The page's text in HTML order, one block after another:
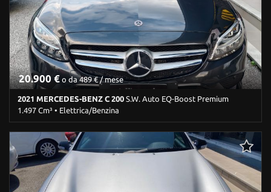
20.900 € o da 489 € / mese
2021 MERCEDES-BENZ C 200 S.W. Auto EQ-Boost Premium
1.497 Cm³ • Elettrica/Benzina
115.000 Km • Cambio Automatico (9) • Nero perlato • 5 Porte • 360°
camera • ABS • Airbag • Airbag laterali • Airbag Passeggero •
Airbag posteriore • Airbag testa • Alzacristalli elettrici • Android
Auto • Apple CarPlay • Assistente abbaglianti • Autoradio •
Autoradio digitale • Blind spot monitor • Bluetooth •
Boardcomputer • Bracciolo • Carica per smartphone a induzione •